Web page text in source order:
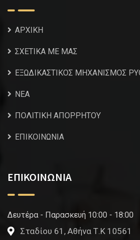
ΑΡΧΙΚΗ
ΣΧΕΤΙΚΑ ΜΕ ΜΑΣ
ΕΞΩΔΙΚΑΣΤΙΚΟΣ ΜΗΧΑΝΙΣΜΟΣ
NEA
ΠΟΛΙΤΙΚΗ ΑΠΟΡΡΗΤΟΥ
ΕΠΙΚΟΙΝΩΝΙΑ
ΕΠΙΚΟΙΝΩΝΙΑ
Δευτέρα - Παρασκευή 10:00 - 18:00
Σταδίου 61, Αθήνα Τ.Κ 10561